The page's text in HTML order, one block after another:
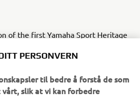
of the first Yamaha Sport Heritage
who appreciate the
modern technology and sports
PERSONVERN
til bedre å forstå de som
slik at vi kan forbedre